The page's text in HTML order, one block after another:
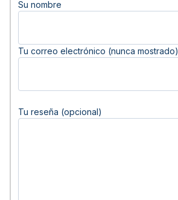
Su nombre
Tu correo electrónico (nunca mostrado)
Tu reseña (opcional)